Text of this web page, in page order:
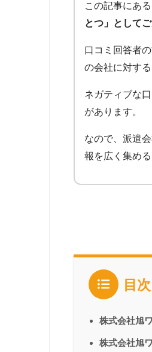
この記事にあ
とつ」として
口コミ回答者
の会社に対す
ネガティブな
があります。
なので、派遣
報を広く集め
目次
株式会社旭
株式会社旭